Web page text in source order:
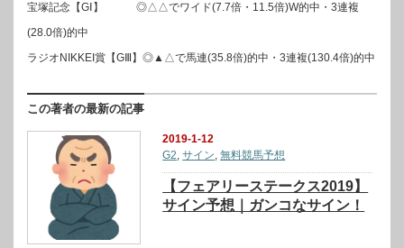
宝塚記念【GⅠ】 ◎△△でワイド(7.7倍・11.5倍)W的中・3連複
(28.0倍)的中
ラジオNIKKEI賞【GⅢ】◎▲△で馬連(35.8倍)的中・3連複(130.4倍)的中
この著者の最新の記事
2019-1-12
G2,サイン,無料競馬予想
【フェアリーステークス2019】
サイン予想｜ガンコなサイン！